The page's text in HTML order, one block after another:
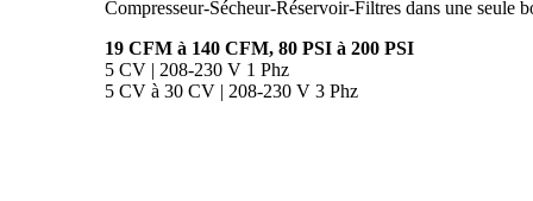
Compresseur-Sécheur-Réservoir-Filtres dans une seule
19 CFM à 140 CFM, 80 PSI à 200 PSI
5 CV | 208-230 V 1 Phz
5 CV à 30 CV | 208-230 V 3 Phz